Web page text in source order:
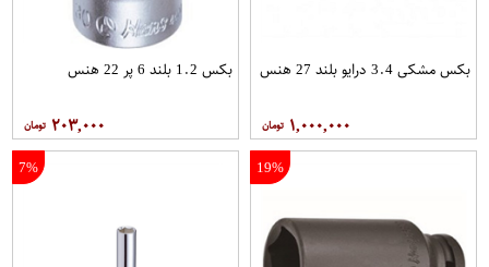
بکس مشکی 3.4 درایو بلند 27 هنس
۱,۰۰۰,۰۰۰
بکس 1.2 بلند 6 پر 22 هنس
۲۰۳,۰۰۰
19%
7%